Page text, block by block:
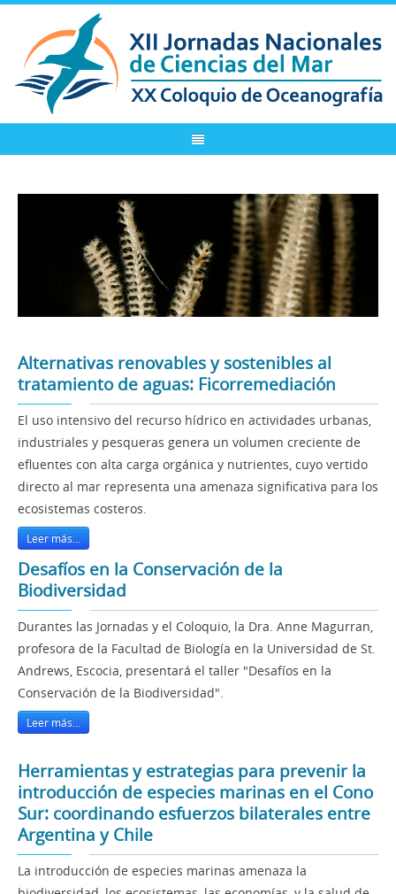
Alternativas renovables y sostenibles al
tratamiento de aguas: Ficorremediación
El uso intensivo del recurso hídrico en actividades urbanas,
industriales y pesqueras genera un volumen creciente de
efluentes con alta carga orgánica y nutrientes, cuyo vertido
directo al mar representa una amenaza significativa para los
ecosistemas costeros.
Leer más...
Desafíos en la Conservación de la
Biodiversidad
Durantes las Jornadas y el Coloquio, la Dra. Anne Magurran,
profesora de la Facultad de Biología en la Universidad de St.
Andrews, Escocia, presentará el taller "Desafíos en la
Conservación de la Biodiversidad".
Leer más...
Herramientas y estrategias para prevenir la
introducción de especies marinas en el Cono
Sur: coordinando esfuerzos bilaterales entre
Argentina y Chile
La introducción de especies marinas amenaza la